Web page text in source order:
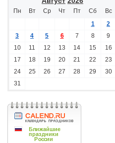
Пн Вт Ср Чт Пт Сб
Вс
1
2
3
4 5 6 7 8
9
10
11 12 13 14 15
16
17
18 19 20 21 22
23
24
25 26 27 28 29
30
31